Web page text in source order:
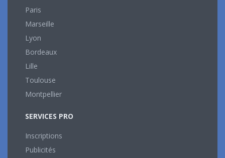
Paris
Marseille
Lyon
Bordeaux
Lille
Toulouse
Montpellier
SERVICES PRO
Inscriptions
Publicités